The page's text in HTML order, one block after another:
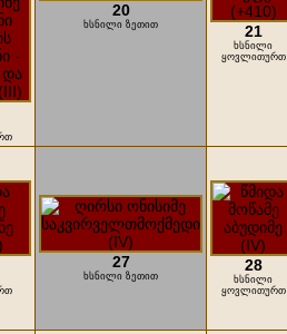
20
ხსნილი ზეთით 21
ხსნილი
ყოვლითურთ
27
ხსნილი ზეთით
28
ხსნილი
ყოვლითურთ